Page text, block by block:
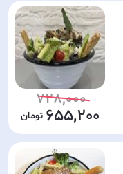
728,000
655,200